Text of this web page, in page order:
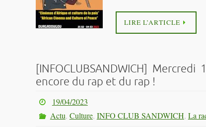
LIRE L’ARTICLE
[INFOCLUBSANDWICH]
encore du rap et du rap !
19/04/2023
Actu, Culture, INFO CLUB SANDWICH, La